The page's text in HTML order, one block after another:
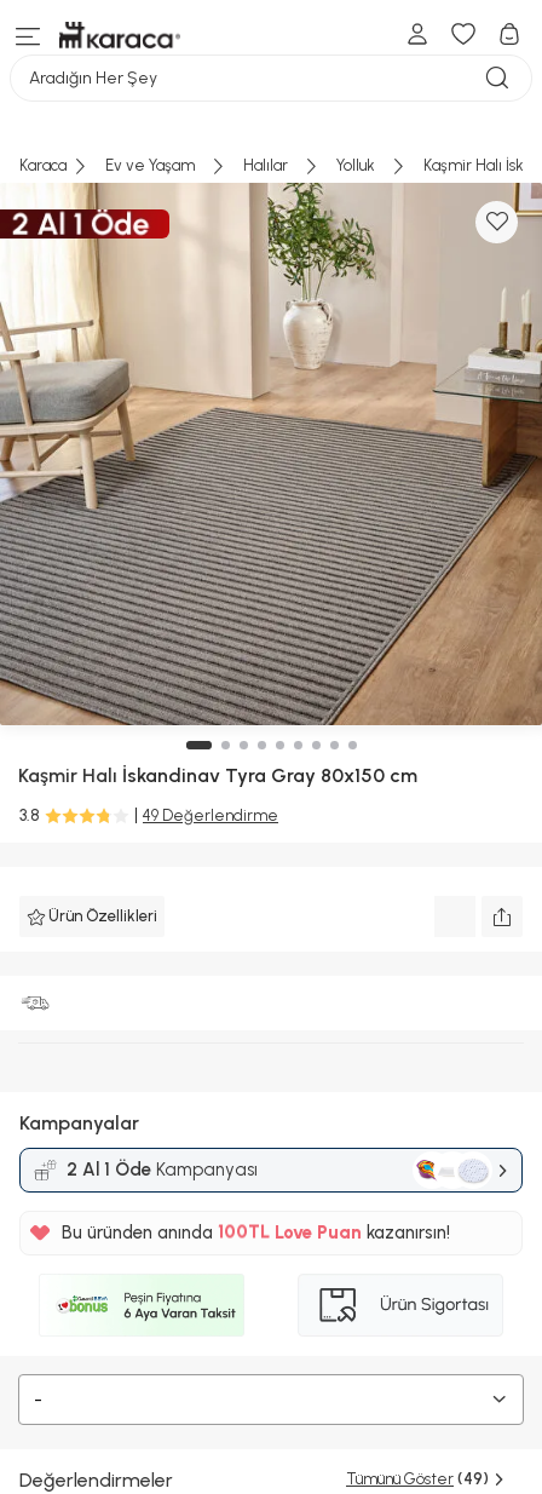
Aradığın Her Şey
Karaca Ev ve Yaşam Halılar Yolluk Kaşmir Halı
Kaşmir Halı İskandinav Tyra Gray 80x150 cm
3.8 49 Değerlendirme
Ürün Özellikleri
Kampanyalar
2 Al 1 Öde Kampanyası
Bu üründen anında 100TL Love Puan kazanırsın!
-
Değerlendirmeler Tümünü Göster (49)